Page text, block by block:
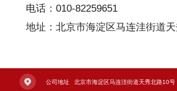
电话：010-82259651
地址：北京市海淀区马连洼街道
公司地址 北京市海淀区马连洼街道天秀北路10号